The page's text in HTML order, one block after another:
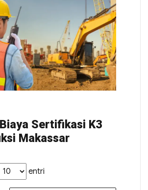
Sertifikasi K3
Makassar
entri